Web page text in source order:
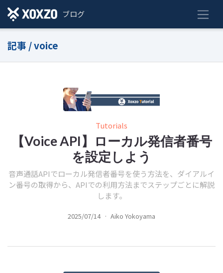
ブログ
記事 / voice
Tutorials
【Voice API】ローカル発信者番号
を設定しよう
音声通話APIでローカル発信者番号を使う方法を、ダイアルイ
ン番号の取得から、APIでの利用方法までステップごとに解説
します。
2025/07/14 · Aiko Yokoyama